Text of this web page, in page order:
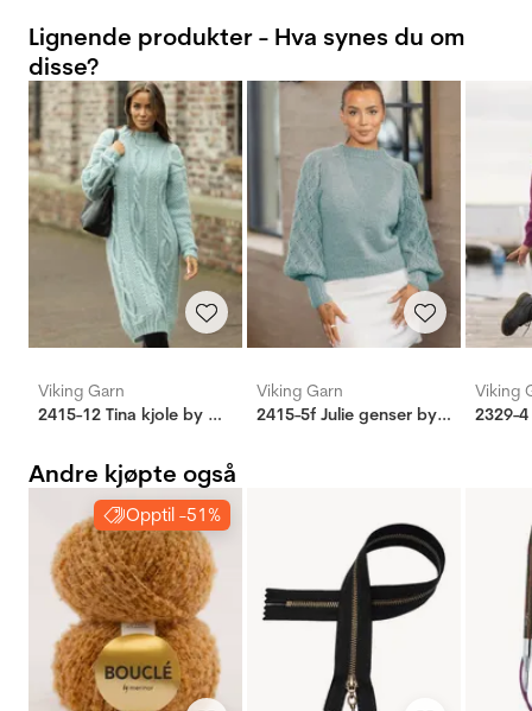
Lignende produkter - Hva synes du om
disse?
Viking Garn
2415-12 Tina kjole by Mie Cappelen
Viking Garn
2415-5f Julie genser by Mie Cappelen
Viking
2329-
Andre kjøpte også
Opptil -51%